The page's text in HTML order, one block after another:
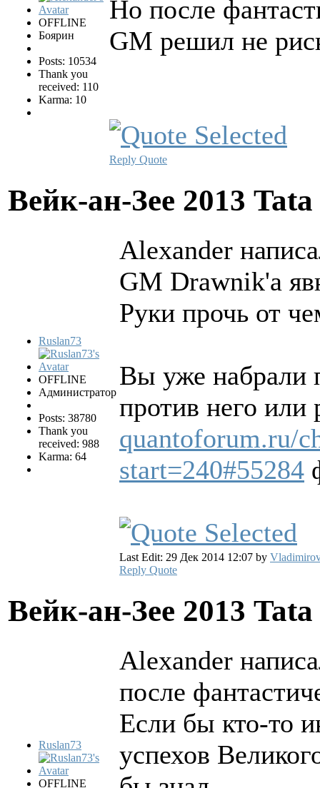
OFFLINE
Боярин
Posts: 10534
Thank you
received: 110
Karma: 10
Но после
GM решил не
Reply Quote
Вейк-ан-Зее 2013
Ruslan73
OFFLINE
Администратор
Posts: 38780
Thank you
received: 988
Karma: 64
Alexander
GM Drawnik'а
Руки прочь от
Вы уже набрали
против него
quantoforum.ru/
start=240#55284
Last Edit: 29 Дек 2014 12:07 by
Reply Quote
Вейк-ан-Зее 2013
Ruslan73
OFFLINE
Alexander
после
Если бы кто-то
успехов